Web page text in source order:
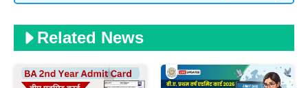
Related News